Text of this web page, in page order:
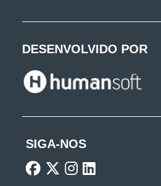
DESENVOLVIDO POR
SIGA-NOS